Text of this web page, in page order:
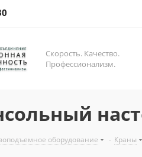
Скорость. Качество.
Профессионализм.
оборудование - Краны